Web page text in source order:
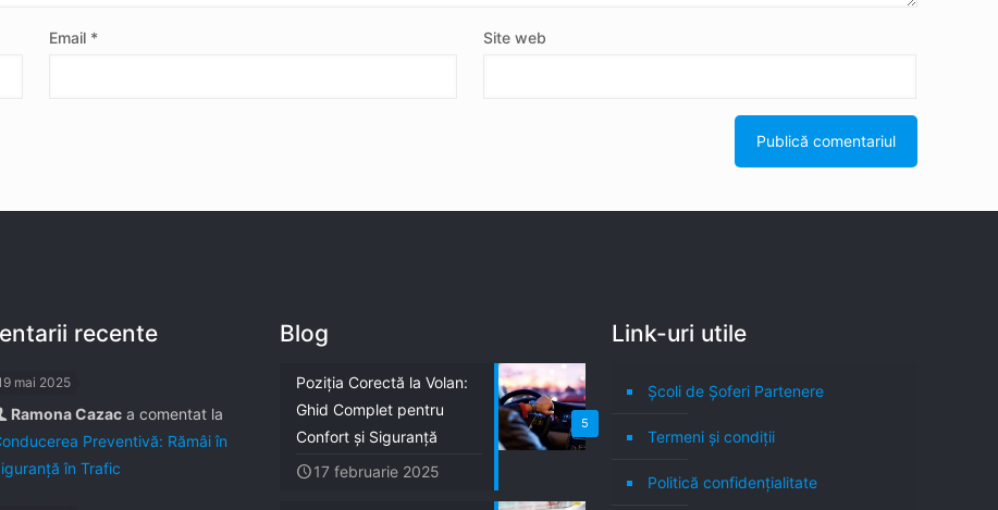
Email * Site web
recente
mai 2025
Ramona Cazac a comentat la
Preventivă: Rămâi în
în Trafic
Blog
5
Poziția Corectă la Volan:
Ghid Complet pentru
Confort și Siguranță
17 februarie 2025
Link-uri utile
Școli de Șoferi Partenere
Termeni şi condiţii
Politică confidenţialitate